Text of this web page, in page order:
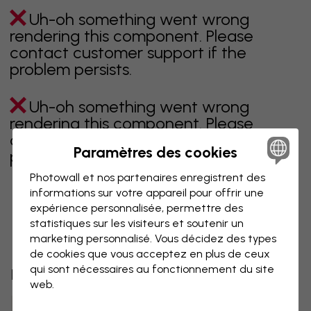
Uh-oh something went wrong
rendering this component. Please
contact customer support if the
problem persists.
Uh-oh something went wrong
rendering this component. Please
contact customer support if the
problem persists.
Page 1 sur 1 pages
Découvrez plus de catégories
Paramètres des cookies
Photowall et nos partenaires enregistrent des
informations sur votre appareil pour offrir une
expérience personnalisée, permettre des
statistiques sur les visiteurs et soutenir un
marketing personnalisé. Vous décidez des types
de cookies que vous acceptez en plus de ceux
qui sont nécessaires au fonctionnement du site
web.